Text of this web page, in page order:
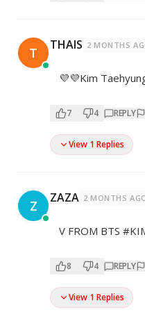
T THAIS 2 MONTHS
💜💜Kim
7 4 REPLY
View 1 Replies
Z ZAZA 2 MONTHS
V FROM BTS
8 4 REPLY
View 1 Replies